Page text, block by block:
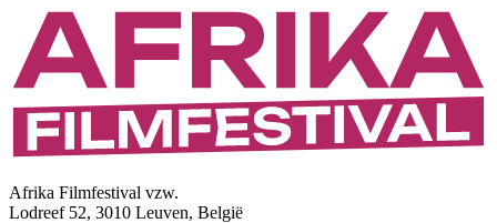
Afrika Filmfestival vzw.
Lodreef 52, 3010 Leuven, België